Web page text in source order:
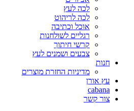
לכה לעץ
לכה לריהוט
אוכל וכתיבה
רגליים לשולחנות
קרשי חיתוך
צבעים ושמנים לעץ
חנות
מדיניות החזרת מוצרים
עץ אורן
cabana
צור קשר